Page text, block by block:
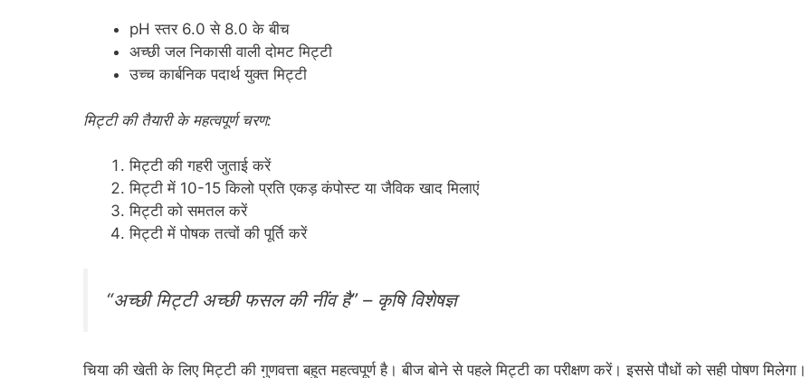
pH स्तर 6.0 से 8.0 के बीच
अच्छी जल निकासी वाली दोमट मिट्टी
उच्च कार्बनिक पदार्थ युक्त मिट्टी
मिट्टी की तैयारी के महत्वपूर्ण चरण:
मिट्टी की गहरी जुताई करें
मिट्टी में 10-15 किलो प्रति एकड़ कंपोस्ट या जैविक खाद मिलाएं
मिट्टी को समतल करें
मिट्टी में पोषक तत्वों की पूर्ति करें
“अच्छी मिट्टी अच्छी फसल की नींव है” – कृषि विशेषज्ञ
चिया की खेती के लिए मिट्टी की गुणवत्ता बहुत महत्वपूर्ण है। बीज बोने से पहले मिट्टी का परीक्षण करें। इससे पौधों को सही पोषण मिलेगा।